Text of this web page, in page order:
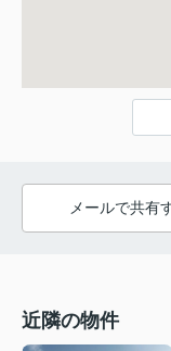
メールで共有
近隣の物件